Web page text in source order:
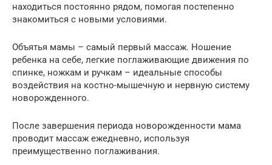
находиться постоянно рядом, помогая постепенно
знакомиться с новыми условиями.
Объятья мамы – самый первый массаж. Ношение
ребенка на себе, легкие поглаживающие движения по
спинке, ножкам и ручкам – идеальные способы
воздействия на костно-мышечную и нервную систему
новорожденного.
После завершения периода новорожденности мама
проводит массаж ежедневно, используя
преимущественно поглаживания.